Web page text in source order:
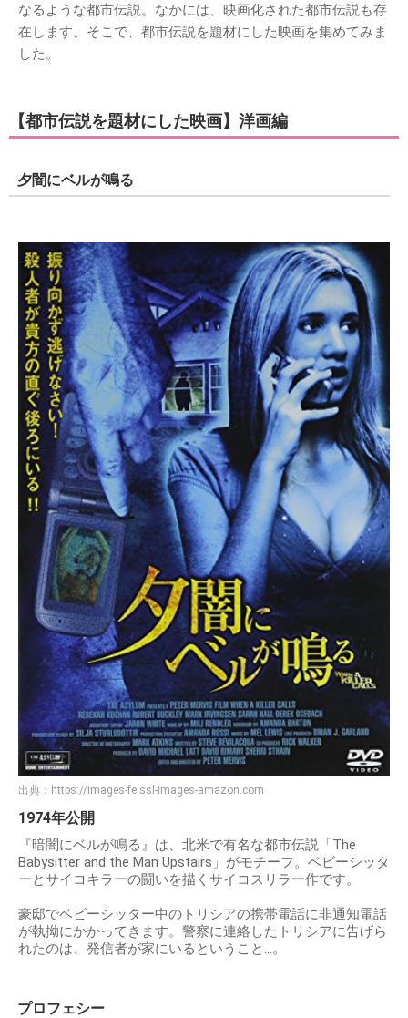
なるような都市伝説。なかには、映画化された都市伝説も存
在します。そこで、都市伝説を題材にした映画を集めてみま
した。
【都市伝説を題材にした映画】洋画編
夕闇にベルが鳴る
出典： https://images-fe.ssl-images-amazon.com
1974年公開
『暗闇にベルが鳴る』は、北米で有名な都市伝説「The
Babysitter and the Man Upstairs」がモチーフ。ベビーシッタ
ーとサイコキラーの闘いを描くサイコスリラー作です。
豪邸でベビーシッター中のトリシアの携帯電話に非通知電話
が執拗にかかってきます。警察に連絡したトリシアに告げら
れたのは、発信者が家にいるということ…。
プロフェシー